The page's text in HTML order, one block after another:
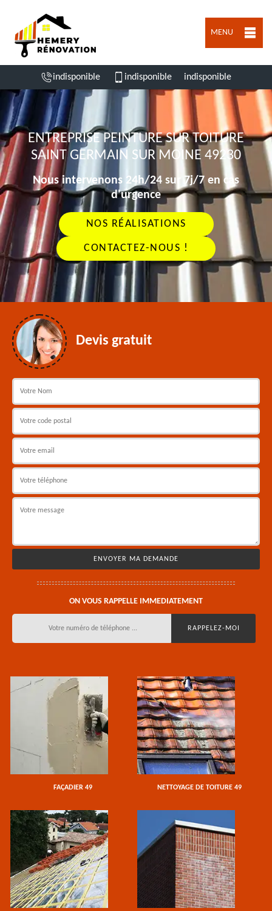
MENU
indisponible indisponible indisponible
ENTREPRISE PEINTURE SUR TOITURE
SAINT GERMAIN SUR MOINE 49230
Nous intervenons 24h/24 sur 7j/7 en cas
d'urgence
NOS RÉALISATIONS
CONTACTEZ-NOUS !
Devis gratuit
ON VOUS RAPPELLE IMMEDIATEMENT
FAÇADIER 49 NETTOYAGE DE TOITURE 49